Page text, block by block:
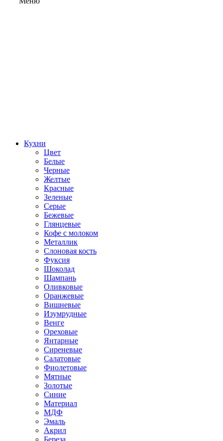
Кухни
Цвет
Белые
Черные
Желтые
Красные
Зеленые
Серые
Бежевые
Глянцевые
Кофе с молоком
Металлик
Слоновая кость
Фуксия
Шоколад
Шампань
Оливковые
Оранжевые
Вишневые
Изумрудные
Венге
Ореховые
Янтарные
Сиреневые
Салатовые
Фиолетовые
Мятные
Золотые
Синие
Материал
МДФ
Эмаль
Акрил
Береза